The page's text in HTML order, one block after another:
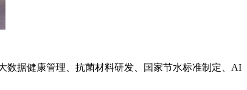
据健康管理、抗菌材料研发、国家节水标准制定、AI